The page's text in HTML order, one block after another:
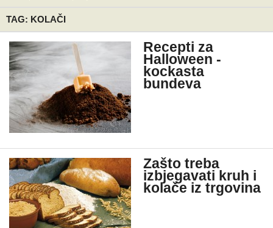
TAG: KOLAČI
Recepti za
Halloween -
kockasta
bundeva
Zašto treba
izbjegavati kruh i
kolače iz trgovina